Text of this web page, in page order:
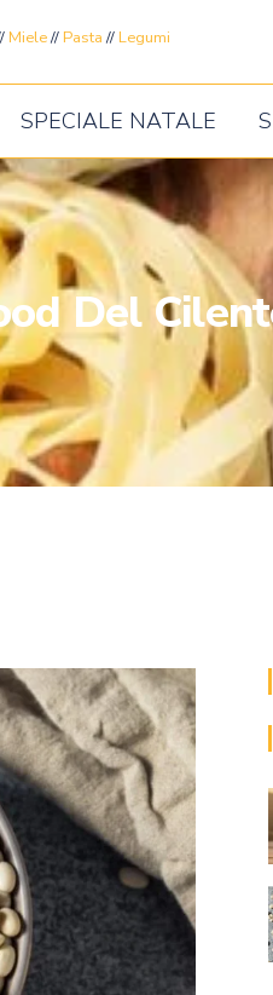
Miele// Pasta // Legumi
SPECIALE NATALE
Del